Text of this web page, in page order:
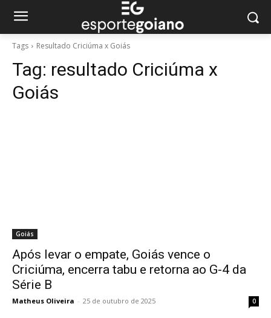
Tags Resultado Criciúma x Goiás
Tag: resultado Criciúma x
Goiás
Goiás
Após levar o empate, Goiás vence o
Criciúma, encerra tabu e retorna ao G-4 da
Série B
Matheus Oliveira - 25 de outubro de 2025 0